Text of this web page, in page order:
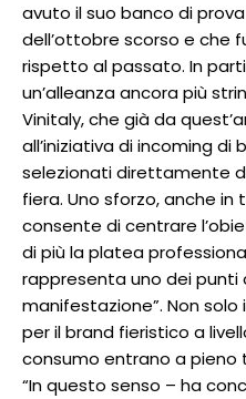
avuto il suo banco di
dell’ottobre scorso e che
rispetto al passato. In
un’alleanza ancora più
Vinitaly, che già da
all’iniziativa di incoming di
selezionati direttamente
fiera. Uno sforzo, anche
consente di centrare
di più la platea
rappresenta uno dei punti
manifestazione”. Non
per il brand fieristico a
consumo entrano a pieno
“In questo senso – ha